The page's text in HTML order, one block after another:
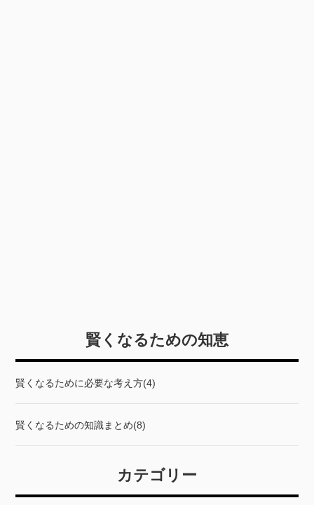
賢くなるための知恵
賢くなるために必要な考え方(4)
賢くなるための知識まとめ(8)
カテゴリー